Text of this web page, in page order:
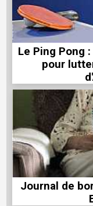
Le Ping Pong
pour
Journal de